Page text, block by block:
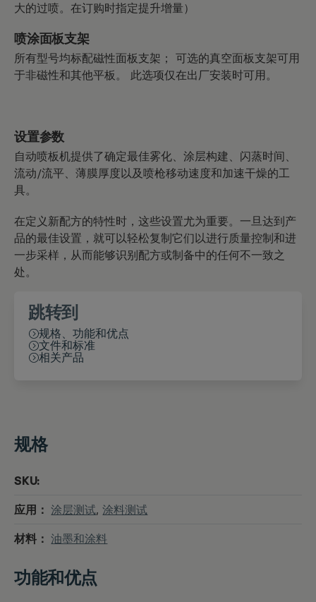
大的过喷。在订购时指定提升增量）
喷涂面板支架
所有型号均标配磁性面板支架； 可选的真空面板支架可用
于非磁性和其他平板。 此选项仅在出厂安装时可用。
设置参数
自动喷板机提供了确定最佳雾化、涂层构建、闪蒸时间、
流动/流平、薄膜厚度以及喷枪移动速度和加速干燥的工
具。
在定义新配方的特性时，这些设置尤为重要。一旦达到产
品的最佳设置，就可以轻松复制它们以进行质量控制和进
一步采样，从而能够识别配方或制备中的任何不一致之
处。
跳转到
规格、功能和优点
文件和标准
相关产品
规格
SKU:
应用： 涂层测试,涂料测试
材料： 油墨和涂料
功能和优点